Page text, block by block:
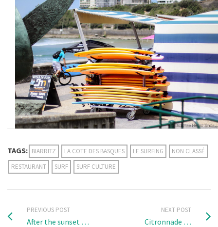
TAGS: BIARRITZ LA COTE DES BASQUES LE SURFING
NON CLASSÉ
RESTAURANT
SURF SURF CULTURE
PREVIOUS POST
After the sunset …
NEXT POST
Citronnade …